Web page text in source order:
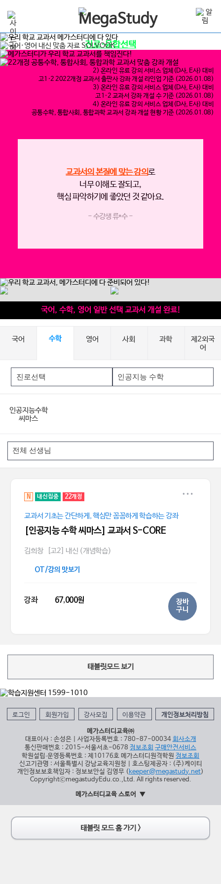
진로·융합선택
교과서 맞춤 강좌 UPDATE 중
2) 온라인 유료 강의 서비스 업체(D사, E사) 대비
고1·2 2022개정 교과서 출판사 강좌 개설 라인업 기준 (2026.01.08)
3) 온라인 유료 강의 서비스 업체(D사, E사) 대비
고1·2 교과서 강좌 개설 수 기준 (2026.01.08)
4) 온라인 유료 강의 서비스 업체(D사, E사) 대비
공통수학, 통합사회, 통합과학 교과서 강좌 개설 현황 기준 (2026.01.08)
교과서의 본질에 맞는 강의로
너무 이해도 잘되고,
핵심 파악하기에 좋았던 것 같아요.
- 수강생 류*수 -
국어, 수학, 영어 일반 선택 교과서 개설 완료!
국어 수학 영어 사회 과학
제2외국
어
인공지능수학
씨마스
N 내신집중 22개정
교과서 기초는 간단하게, 핵심만 꼼꼼하게 학습하는 강좌
[인공지능 수학 씨마스] 교과서 S-CORE
김희창 [고2] 내신 (개념학습)
OT/강의 맛보기
강좌 67,000원
장바
구니
태블릿모드 보기
로그인 회원가입 강사모집 이용약관 개인정보처리방침
메가스터디교육㈜
대표이사 : 손성은 | 사업자등록번호 : 780-87-00034 회사소개
통신판매번호 : 2015-서울서초-0678 정보조회 구매안전서비스
학원설립∙운영등록번호 : 제10176호 메가스터디원격학원 정보조회
신고기관명 : 서울특별시 강남교육지원청 | 호스팅제공자 : (주)케이티
개인정보보호책임자 : 정보보안실 김영무 (keeper@megastudy.net)
CopyrightⓒmegastudyEdu.co.,Ltd. All rights reserved.
메가스터디교육 스토어
태블릿 모드 홈 가기 >